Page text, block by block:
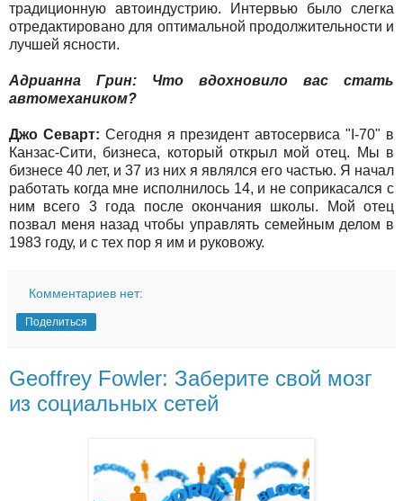
традиционную автоиндустрию. Интервью было слегка
отредактировано для оптимальной продолжительности и
лучшей ясности.
Адрианна Грин: Что вдохновило вас стать
автомехаником?
Джо Севарт: Сегодня я президент автосервиса "I-70" в
Канзас-Сити, бизнеса, который открыл мой отец. Мы в
бизнесе 40 лет, и 37 из них я являлся его частью. Я начал
работать когда мне исполнилось 14, и не соприкасался с
ним всего 3 года после окончания школы. Мой отец
позвал меня назад чтобы управлять семейным делом в
1983 году, и с тех пор я им и руковожу.
Комментариев нет:
Поделиться
Geoffrey Fowler: Заберите свой мозг
из социальных сетей